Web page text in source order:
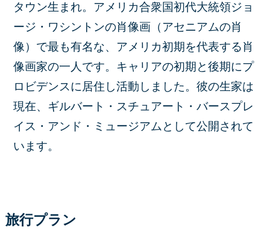
タウン生まれ。アメリカ合衆国初代大統領ジョ
ージ・ワシントンの肖像画（アセニアムの肖
像）で最も有名な、アメリカ初期を代表する肖
像画家の一人です。キャリアの初期と後期にプ
ロビデンスに居住し活動しました。彼の生家は
現在、ギルバート・スチュアート・バースプレ
イス・アンド・ミュージアムとして公開されて
います。
旅行プラン